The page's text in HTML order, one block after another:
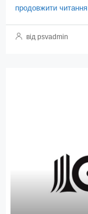
продовжити читання
від psvadmin